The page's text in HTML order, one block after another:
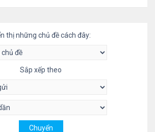
thị những chủ đề cách đây:
Sắp xếp theo